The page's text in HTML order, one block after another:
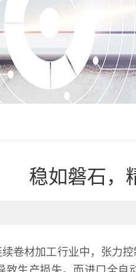
稳如磐石，
卷材加工行业中，张力